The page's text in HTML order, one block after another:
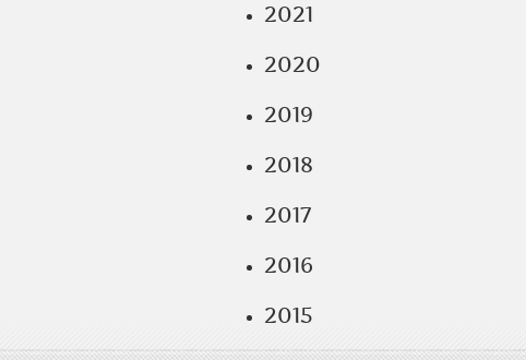
2021
2020
2019
2018
2017
2016
2015